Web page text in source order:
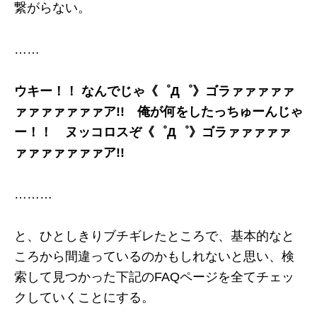
繋がらない。
……
ウキー！！ なんでじゃ《゜Д゜》ゴラァァァァァ
ァァァァァァァア!! 俺が何をしたっちゅーんじゃ
ー！！ ヌッコロスぞ《゜Д゜》ゴラァァァァァ
ァァァァァァァア!!
………
と、ひとしきりブチギレたところで、基本的なと
ころから間違っているのかもしれないと思い、検
索して見つかった下記のFAQページを全てチェッ
クしていくことにする。